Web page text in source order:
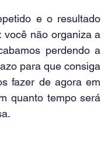
e o resultado
você não organiza a
perdendo a
para que consiga
fazer de agora em
quanto tempo será